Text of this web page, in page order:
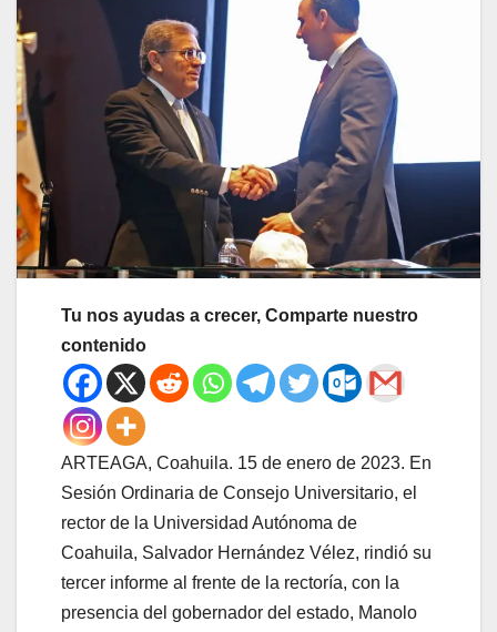
Tu nos ayudas a crecer, Comparte nuestro
contenido
ARTEAGA, Coahuila. 15 de enero de 2023. En
Sesión Ordinaria de Consejo Universitario, el
rector de la Universidad Autónoma de
Coahuila, Salvador Hernández Vélez, rindió su
tercer informe al frente de la rectoría, con la
presencia del gobernador del estado, Manolo